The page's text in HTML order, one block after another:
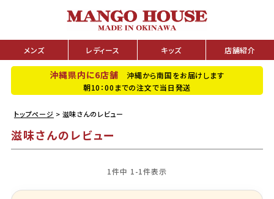
メンズ レディース キッズ 店舗紹介
沖縄県内に6店舗 沖縄から南国をお届けします
朝10：00までの注文で当日発送
トップページ 滋味さんのレビュー
滋味さんのレビュー
1件中 1-1件表示